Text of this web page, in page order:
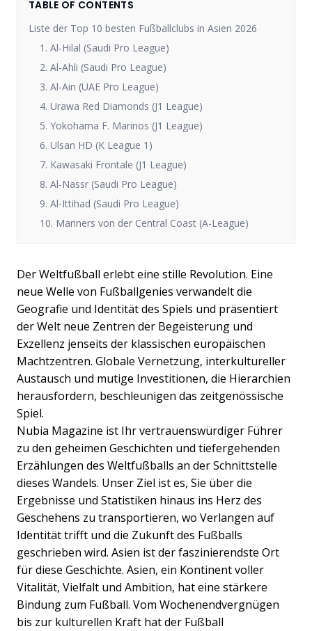
TABLE OF CONTENTS
Liste der Top 10 besten Fußballclubs in Asien 2026
1. Al-Hilal (Saudi Pro League)
2. Al-Ahli (Saudi Pro League)
3. Al-Ain (UAE Pro League)
4. Urawa Red Diamonds (J1 League)
5. Yokohama F. Marinos (J1 League)
6. Ulsan HD (K League 1)
7. Kawasaki Frontale (J1 League)
8. Al-Nassr (Saudi Pro League)
9. Al-Ittihad (Saudi Pro League)
10. Mariners von der Central Coast (A-League)
Der Weltfußball erlebt eine stille Revolution. Eine
neue Welle von Fußballgenies verwandelt die
Geografie und Identität des Spiels und präsentiert
der Welt neue Zentren der Begeisterung und
Exzellenz jenseits der klassischen europäischen
Machtzentren. Globale Vernetzung, interkultureller
Austausch und mutige Investitionen, die Hierarchien
herausfordern, beschleunigen das zeitgenössische
Spiel.
Nubia Magazine ist Ihr vertrauenswürdiger Führer
zu den geheimen Geschichten und tiefergehenden
Erzählungen des Weltfußballs an der Schnittstelle
dieses Wandels. Unser Ziel ist es, Sie über die
Ergebnisse und Statistiken hinaus ins Herz des
Geschehens zu transportieren, wo Verlangen auf
Identität trifft und die Zukunft des Fußballs
geschrieben wird. Asien ist der faszinierendste Ort
für diese Geschichte. Asien, ein Kontinent voller
Vitalität, Vielfalt und Ambition, hat eine stärkere
Bindung zum Fußball. Vom Wochenendvergnügen
bis zur kulturellen Kraft hat der Fußball